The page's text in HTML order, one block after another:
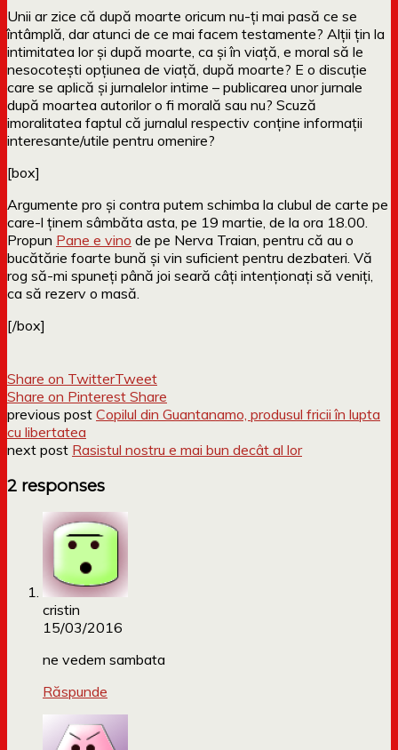
Unii ar zice că după moarte oricum nu-ți mai pasă ce se
întâmplă, dar atunci de ce mai facem testamente? Alții țin la
intimitatea lor și după moarte, ca și în viață, e moral să le
nesocotești opțiunea de viață, după moarte? E o discuție
care se aplică și jurnalelor intime – publicarea unor jurnale
după moartea autorilor o fi morală sau nu? Scuză
imoralitatea faptul că jurnalul respectiv conține informații
interesante/utile pentru omenire?
[box]
Argumente pro și contra putem schimba la clubul de carte pe
care-l ținem sâmbăta asta, pe 19 martie, de la ora 18.00.
Propun Pane e vino de pe Nerva Traian, pentru că au o
bucătărie foarte bună și vin suficient pentru dezbateri. Vă
rog să-mi spuneți până joi seară câți intenționați să veniți,
ca să rezerv o masă.
[/box]
Share on TwitterTweet
Share on Pinterest Share
previous post Copilul din Guantanamo, produsul fricii în lupta
cu libertatea
next post Rasistul nostru e mai bun decât al lor
2 responses
cristin
15/03/2016
ne vedem sambata
Răspunde